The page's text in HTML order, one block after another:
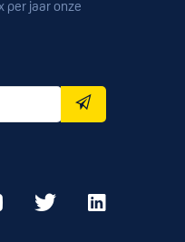
per jaar onze